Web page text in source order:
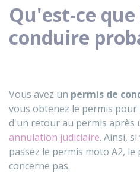
Qu'est-ce
conduire
Vous avez un permis de
vous obtenez le permis pour
d'un retour au permis après
annulation judiciaire. Ainsi,
passez le permis moto A2,
concerne pas.